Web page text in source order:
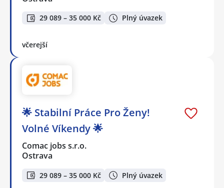
29 089 – 35 000 Kč Plný úvazek
včerejší
🌟 Stabilní Práce Pro Ženy!
Volné Víkendy 🌟
Comac jobs s.r.o.
Ostrava
29 089 – 35 000 Kč Plný úvazek